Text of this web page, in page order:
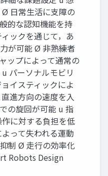
⽇常⽣活に⽀障の
的な認知機能を持
ックを通じて，あ
が可能 Ø ⾮熟練者
ップによって通常の
パーソナルモビリ
イスティックによ
進⽅向の速度を⼊
の旋回が可能 u 指
に対する負担を低
って失われる運動
制 Ø ⾛⾏の効率化
Robots Design